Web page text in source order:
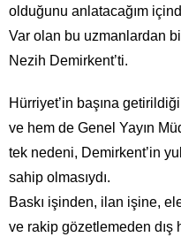
olduğunu anlatacağım
Var olan bu uzmanlardan
Nezih Demirkent’ti.
Hürriyet’in başına
ve hem de Genel Yayın
tek nedeni, Demirkent’in
sahip olmasıydı.
Baskı işinden, ilan işine,
ve rakip gözetlemeden dış